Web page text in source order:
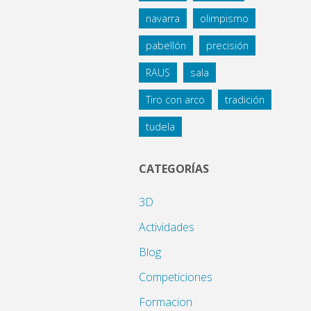
navarra olimpismo
pabellón precisión
RAUS sala
Tiro con arco tradición
tudela
CATEGORÍAS
3D
Actividades
Blog
Competiciones
Formacion